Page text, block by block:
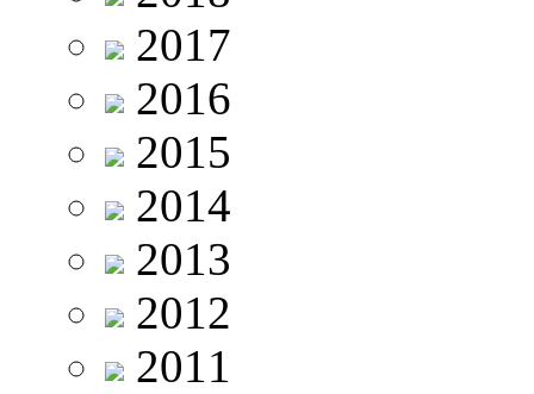
2017
2016
2015
2014
2013
2012
2011